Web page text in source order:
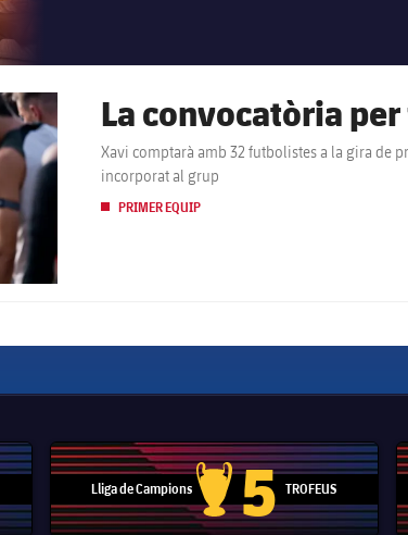
La convocatòria
Xavi comptarà amb 32 futbolistes a la gira de pretemporada pel país nord-americà, també amb el nou fitxatge d'Oriol Romeu que ja s'ha
incorporat al grup
PRIMER EQUIP
Lliga de Campions
Trofeu de la Lliga de Campions
5 TROFEUS